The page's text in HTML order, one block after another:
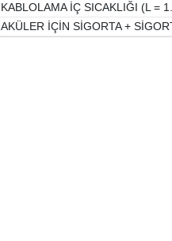
KABLOLAMA İÇ SICAKLIĞI (L =
AKÜLER İÇİN SİGORTA +